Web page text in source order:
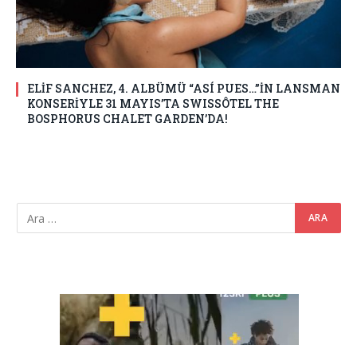
ELİF SANCHEZ, 4. ALBÜMÜ “ASÍ PUES…”İN LANSMAN
KONSERİYLE 31 MAYIS’TA SWISSÔTEL THE
BOSPHORUS CHALET GARDEN’DA!
Video
oynatıcı